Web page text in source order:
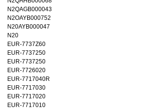
N2QAGB000043
N2OAYB000752
N20AYB000047
N20
EUR-7737Z60
EUR-7737250
EUR-7737250
EUR-7726020
EUR-7717040R
EUR-7717030
EUR-7717020
EUR-7717010